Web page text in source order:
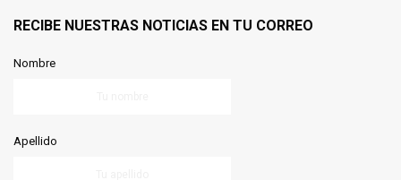
RECIBE NUESTRAS NOTICIAS EN TU CORREO
Nombre
Apellido